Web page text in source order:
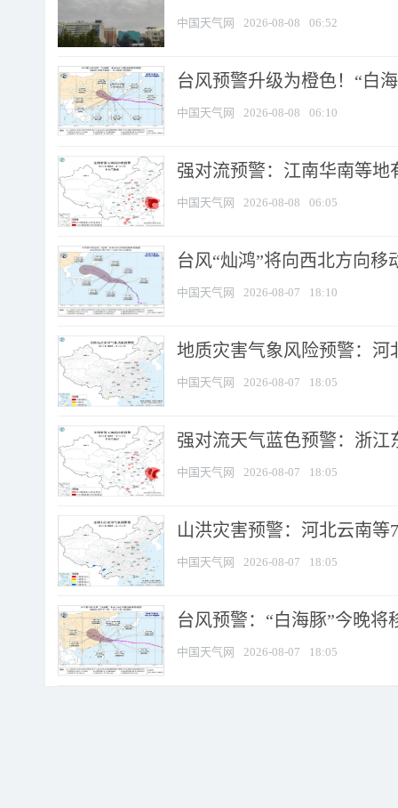
中国天气网 2026-08-08 06:52
台风预警升级为橙色！“白
中国天气网 2026-08-08 06:10
强对流预警：江南华南等地
中国天气网 2026-08-08 06:05
台风“灿鸿”将向西北方向移
中国天气网 2026-08-07 18:10
地质灾害气象风险预警：河
中国天气网 2026-08-07 18:05
强对流天气蓝色预警：浙江
中国天气网 2026-08-07 18:05
山洪灾害预警：河北云南
中国天气网 2026-08-07 18:05
台风预警：“白海豚”今晚将
中国天气网 2026-08-07 18:05